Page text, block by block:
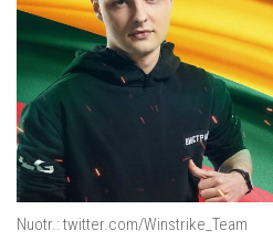
Nuotr.: twitter.com/Winstrike_Team